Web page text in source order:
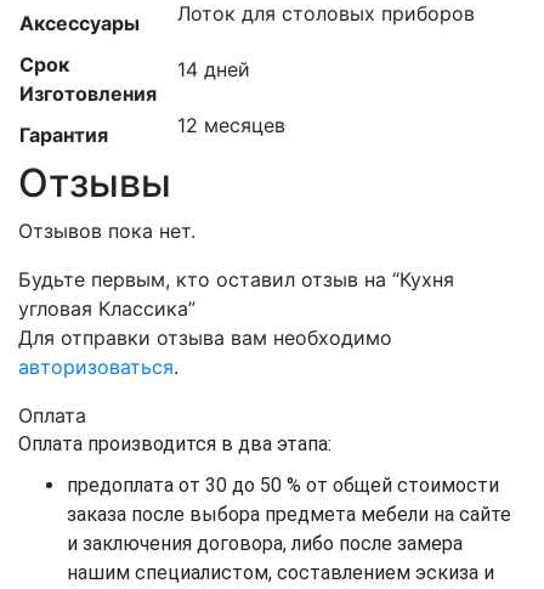
Аксессуары Лоток для столовых приборов
Срок
Изготовления
14 дней
Гарантия 12 месяцев
Отзывы
Отзывов пока нет.
Будьте первым, кто оставил отзыв на “Кухня
угловая Классика”
Для отправки отзыва вам необходимо
авторизоваться.
Оплата
Оплата производится в два этапа:
предоплата от 30 до 50 % от общей стоимости
заказа после выбора предмета мебели на сайте
и заключения договора, либо после замера
нашим специалистом, составлением эскиза и